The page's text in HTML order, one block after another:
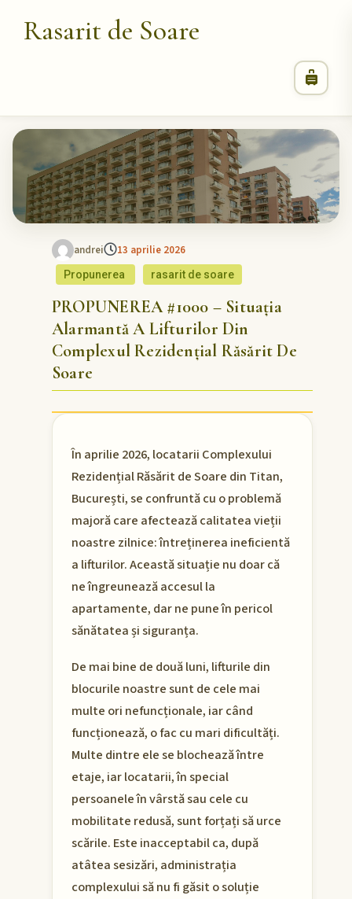
Rasarit de Soare
andrei 13 aprilie 2026
Propunerea rasarit de soare
PROPUNEREA #1000 – Situația
Alarmantă A Lifturilor Din
Complexul Rezidențial Răsărit De
Soare
În aprilie 2026, locatarii Complexului
Rezidențial Răsărit de Soare din Titan,
București, se confruntă cu o problemă
majoră care afectează calitatea vieții
noastre zilnice: întreținerea ineficientă
a lifturilor. Această situație nu doar că
ne îngreunează accesul la
apartamente, dar ne pune în pericol
sănătatea și siguranța.
De mai bine de două luni, lifturile din
blocurile noastre sunt de cele mai
multe ori nefuncționale, iar când
funcționează, o fac cu mari dificultăți.
Multe dintre ele se blochează între
etaje, iar locatarii, în special
persoanele în vârstă sau cele cu
mobilitate redusă, sunt forțați să urce
scările. Este inacceptabil ca, după
atâtea sesizări, administrația
complexului să nu fi găsit o soluție